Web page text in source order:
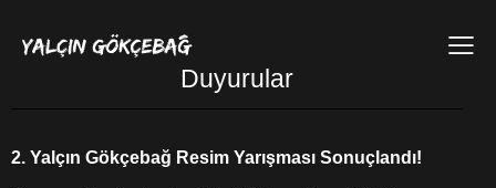
Duyurular
2. Yalçın Gökçebağ Resim Yarışması Sonuçlandı!